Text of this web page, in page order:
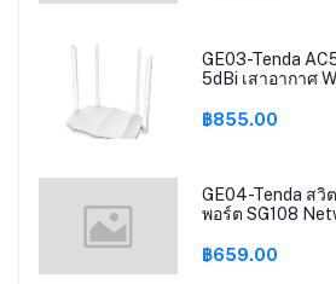
GE03-Tenda
5dBi เสาอากาศ
Mac ใช้งาน
฿855.00
GE04-Tenda สวิ
พอร์ต SG108
Switcher Lan
฿659.00